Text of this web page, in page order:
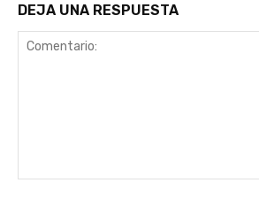
DEJA UNA RESPUESTA